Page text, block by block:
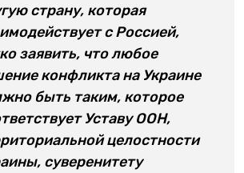
страну, которая
с Россией,
заявить, что любое
конфликта на Украине
быть таким, которое
Уставу ООН,
целостности
суверенитету